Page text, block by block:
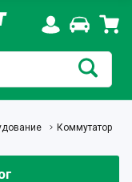
Коммутатор